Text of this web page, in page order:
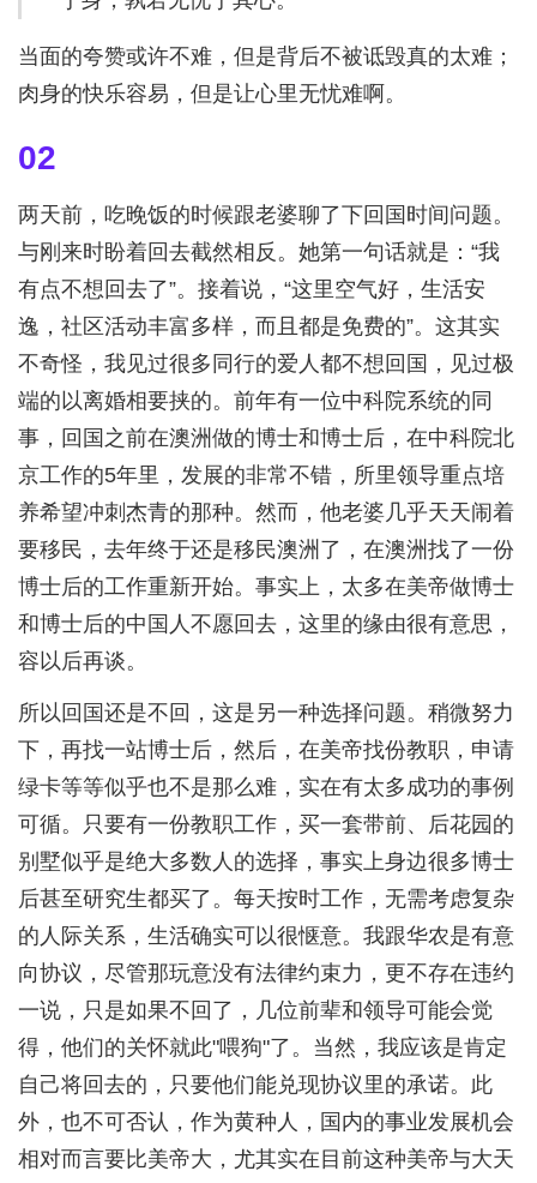
当面的夸赞或许不难，但是背后不被诋毁真的太难；
肉身的快乐容易，但是让心里无忧难啊。
02
两天前，吃晚饭的时候跟老婆聊了下回国时间问题。
与刚来时盼着回去截然相反。她第一句话就是：“我
有点不想回去了”。接着说，“这里空气好，生活安
逸，社区活动丰富多样，而且都是免费的”。这其实
不奇怪，我见过很多同行的爱人都不想回国，见过极
端的以离婚相要挟的。前年有一位中科院系统的同
事，回国之前在澳洲做的博士和博士后，在中科院北
京工作的5年里，发展的非常不错，所里领导重点培
养希望冲刺杰青的那种。然而，他老婆几乎天天闹着
要移民，去年终于还是移民澳洲了，在澳洲找了一份
博士后的工作重新开始。事实上，太多在美帝做博士
和博士后的中国人不愿回去，这里的缘由很有意思，
容以后再谈。
所以回国还是不回，这是另一种选择问题。稍微努力
下，再找一站博士后，然后，在美帝找份教职，申请
绿卡等等似乎也不是那么难，实在有太多成功的事例
可循。只要有一份教职工作，买一套带前、后花园的
别墅似乎是绝大多数人的选择，事实上身边很多博士
后甚至研究生都买了。每天按时工作，无需考虑复杂
的人际关系，生活确实可以很惬意。我跟华农是有意
向协议，尽管那玩意没有法律约束力，更不存在违约
一说，只是如果不回了，几位前辈和领导可能会觉
得，他们的关怀就此"喂狗"了。当然，我应该是肯定
自己将回去的，只要他们能兑现协议里的承诺。此
外，也不可否认，作为黄种人，国内的事业发展机会
相对而言要比美帝大，尤其实在目前这种美帝与大天